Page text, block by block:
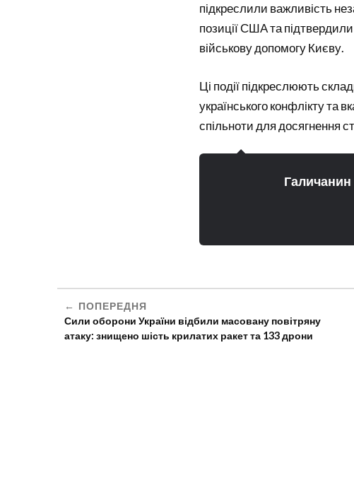
підкреслили важливість
позиції США та
військову допомогу Києву.
Ці події підкреслюють
українського конфлікту та
спільноти для досягнення
Галичанин
ПОПЕРЕДНЯ
Сили оборони України відбили масовану повітряну
атаку: знищено шість крилатих ракет та 133 дрони